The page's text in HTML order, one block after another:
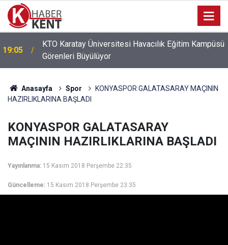
16:21 İsmail Alemdar Kızını Evlendirdi
Anasayfa Spor
KONYASPOR GALATASARAY MAÇININ
HAZIRLIKLARINA BAŞLADI
KONYASPOR GALATASARAY
MAÇININ HAZIRLIKLARINA BAŞLADI
Yayınlanma: 15 Kasım 2018 Perşembe 22:35
Güncelleme: 15 Kasım 2018 Perşembe 23:35